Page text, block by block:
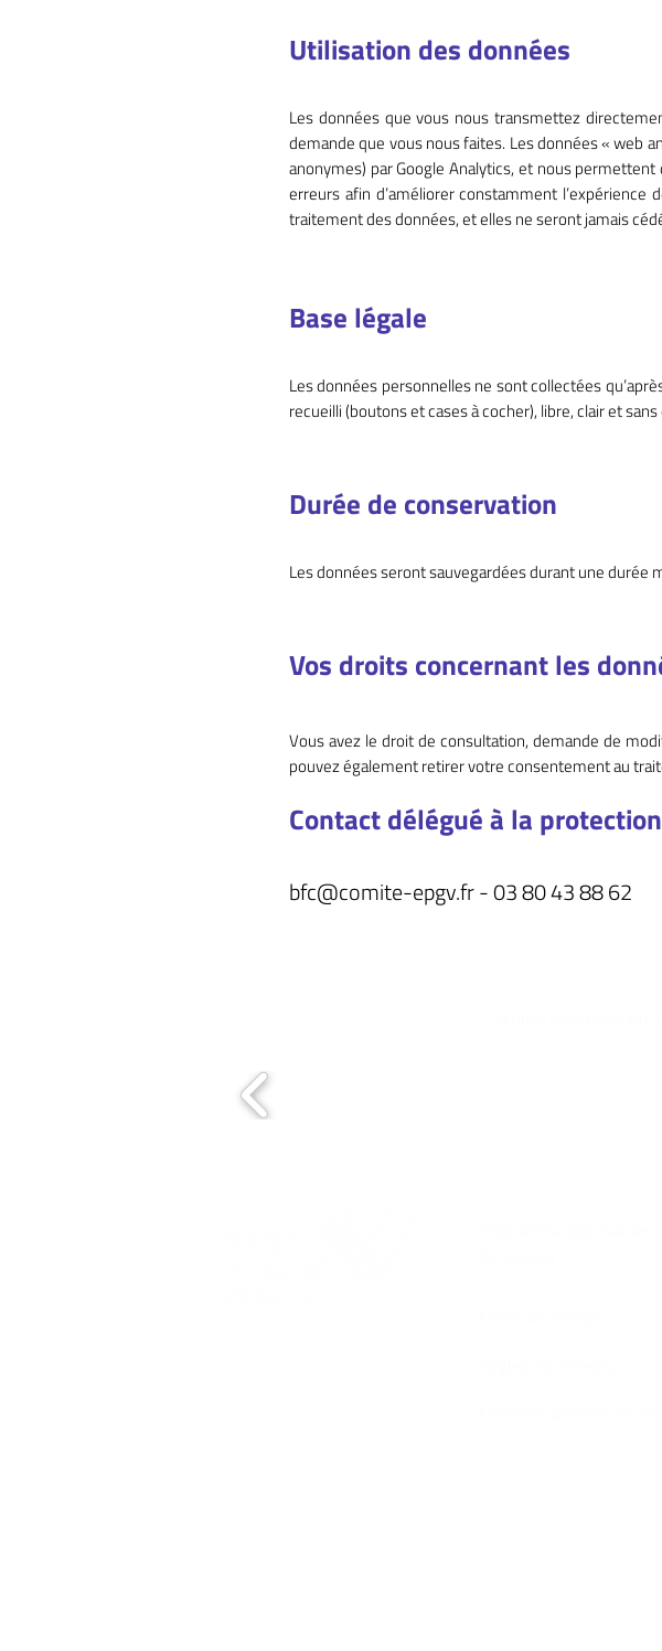
Utilisation des données
Les données que vous nous transmettez
demande que vous nous faites. Les données « web
anonymes) par Google Analytics, et nous
erreurs afin d’améliorer constamment
traitement des données, et elles ne seront jamais
Base légale
Les données personnelles ne sont collectées
recueilli (boutons et cases à cocher), libre, clair et
Durée de conservation
Les données seront sauvegardées durant une durée
Vos droits concernant les
Vous avez le droit de consultation, demande de
pouvez également retirer votre consentement au
Contact délégué à la
bfc@comite-epgv.fr- 03 80 43 88 62